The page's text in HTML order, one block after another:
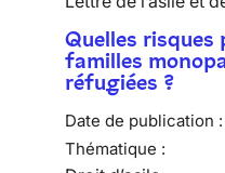
Quelles risques
familles
réfugiées ?
Date de publication :
Thématique :